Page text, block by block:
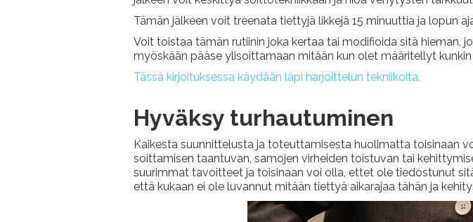
Tämän jälkeen voit treenata tiettyjä likkejä 15 minuuttia ja lopun
Voit toistaa tämän rutiinin joka kertaa tai modifioida sitä hieman,
myöskään pääse ylisoittamaan mitään kun olet määritellyt
Tässä kirjoituksessa käydään läpi harjoittelun tekniikoita.
Hyväksy turhautuminen
Kaikesta suunnittelusta ja toteuttamisesta huolimatta toisinaan
soittamisen taantuvan, samojen virheiden toistuvan tai
suurimmat tavoitteet ja toisinaan voi olla, ettet ole tiedostunut
että kukaan ei ole luvannut mitään tiettyä aikarajaa tähän ja